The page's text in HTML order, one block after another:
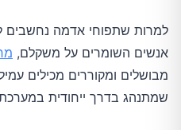
למרות שתפוחי אדמה נחשבים
אנשים השומרים על משקלם,
מבושלים ומקוררים מכילים
שמתנהג בדרך ייחודית במערכת